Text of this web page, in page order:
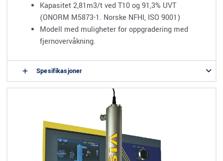
Kapasitet 2,81m3/t ved T10 og 91,3% UVT
(ONORM M5873-1. Norske NFHI, ISO 9001)
Modell med muligheter for oppgradering med
fjernovervåkning.
Spesifikasjoner